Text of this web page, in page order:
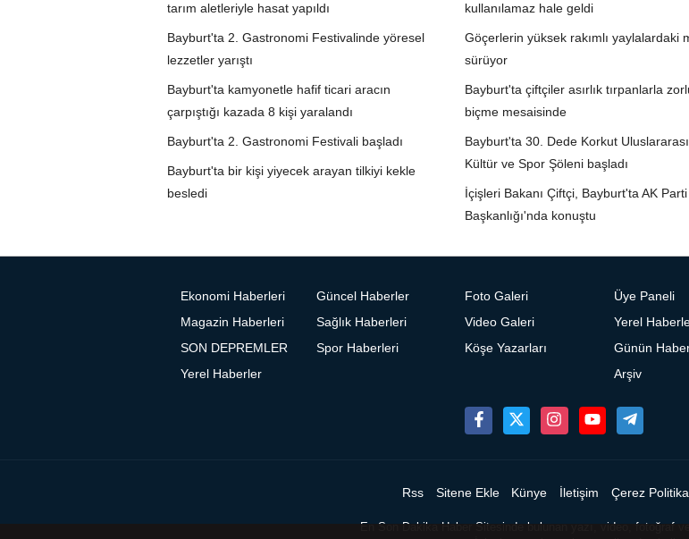
tarım aletleriyle hasat yapıldı
Bayburt'ta 2. Gastronomi Festivalinde yöresel
lezzetler yarıştı
Bayburt'ta kamyonetle hafif ticari aracın
çarpıştığı kazada 8 kişi yaralandı
Bayburt'ta 2. Gastronomi Festivali başladı
Bayburt'ta bir kişi yiyecek arayan tilkiyi kekle
besledi
kullanılamaz hale geldi
Göçerlerin yüksek rakımlı yaylalardaki
sürüyor
Bayburt'ta çiftçiler asırlık tırpanlarla
biçme mesaisinde
Bayburt'ta 30. Dede Korkut Uluslararası
Kültür ve Spor Şöleni başladı
İçişleri Bakanı Çiftçi, Bayburt'ta AK
Başkanlığı'nda konuştu
Ekonomi Haberleri
Güncel Haberler
Magazin Haberleri
Sağlık Haberleri
SON DEPREMLER
Spor Haberleri
Yerel Haberler
Foto Galeri
Video Galeri
Köşe Yazarları
Üye Paneli
Yerel
Günün
Arşiv
Rss Sitene Ekle Künye İletişim Çerez
En Son Dakika Haber Sitesinde bulunan yazı, video, fotoğraf